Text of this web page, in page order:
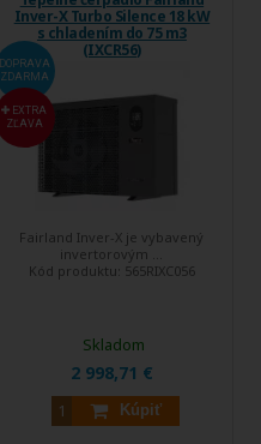
Inver-X Turbo Silence 18 kW
s chladením do 75 m3
(IXCR56)
DOPRAVA
ZDARMA
EXTRA
ZĽAVA
Fairland Inver-X je vybavený
invertorovým ...
Kód produktu: 565RIXC056
2 998,71 €
Kúpiť
Skladom